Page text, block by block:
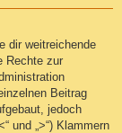
dir weitreichende
Rechte zur
Beitrag
jedoch
und „>“) Klammern